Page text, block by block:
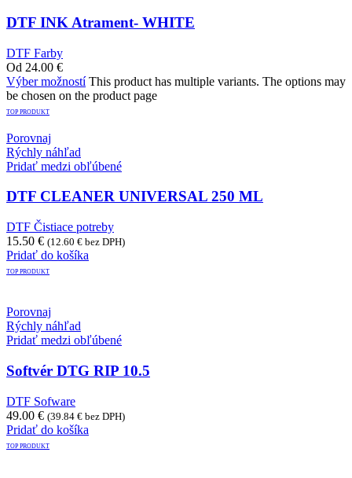
DTF INK Atrament- WHITE
DTF Farby
Od 24.00 €
Výber možnostíThis product has multiple variants. The options may
be chosen on the product page
TOP PRODUKT
Porovnaj
Rýchly náhľad
Pridať medzi obľúbené
DTF CLEANER UNIVERSAL 250 ML
DTF Čistiace potreby
15.50 € (12.60 € bez DPH)
Pridať do košíka
TOP PRODUKT
Porovnaj
Rýchly náhľad
Pridať medzi obľúbené
Softvér DTG RIP 10.5
DTF Sofware
49.00 € (39.84 € bez DPH)
Pridať do košíka
TOP PRODUKT